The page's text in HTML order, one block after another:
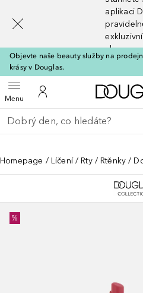
aplikaci
slevy
Objevte naše beauty služby na
krásy v Douglas.
MenuOtevřít menuK mému účtu
Vraťte se
Proveďte vyhledávání
Homepage Líčení Rty Rtěnky
%
[navigation.slideout.screenreader]